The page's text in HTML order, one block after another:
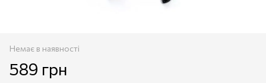
Немає в наявності
589 грн